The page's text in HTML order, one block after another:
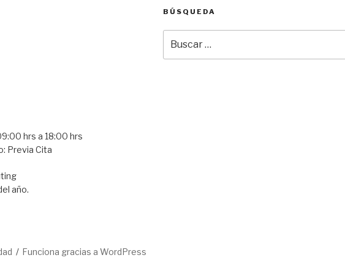
hrs a 18:00 hrs
Previa Cita
año.
BÚSQUEDA
por:
Funciona gracias a WordPress